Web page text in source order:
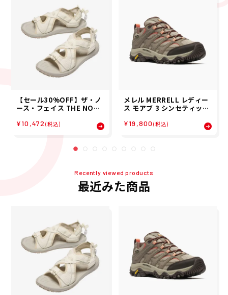
【セール30%OFF】ザ・ノ
ース・フェイス THE NORT
タ STRATUM PORTA スポ
ーツサンダル NF52552-GS
¥10,472 (税込)
メレル MERRELL レディー
ス モアブ 3 シンセティック
MOAB 3 SYN GORE-TEX
WIDE WIDTH トレッキング
¥19,800 (税込)
Recently viewed products
最近みた商品